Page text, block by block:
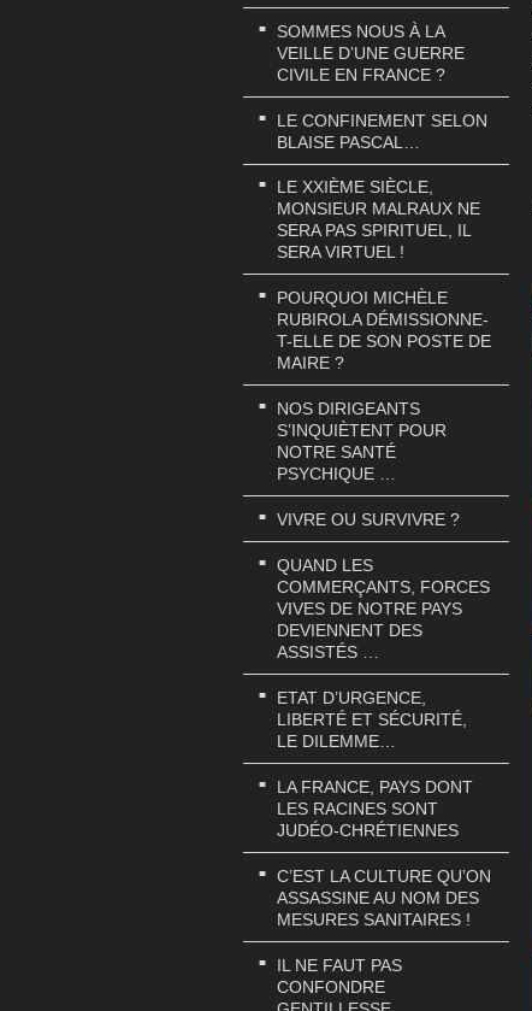
SOMMES NOUS À LA
VEILLE D’UNE GUERRE
CIVILE EN FRANCE ?
LE CONFINEMENT SELON
BLAISE PASCAL…
LE XXIÈME SIÈCLE,
MONSIEUR MALRAUX NE
SERA PAS SPIRITUEL, IL
SERA VIRTUEL !
POURQUOI MICHÈLE
RUBIROLA DÉMISSIONNE-
T-ELLE DE SON POSTE DE
MAIRE ?
NOS DIRIGEANTS
S’INQUIÈTENT POUR
NOTRE SANTÉ
PSYCHIQUE …
VIVRE OU SURVIVRE ?
QUAND LES
COMMERÇANTS, FORCES
VIVES DE NOTRE PAYS
DEVIENNENT DES
ASSISTÉS …
ETAT D’URGENCE,
LIBERTÉ ET SÉCURITÉ,
LE DILEMME…
LA FRANCE, PAYS DONT
LES RACINES SONT
JUDÉO-CHRÉTIENNES
C’EST LA CULTURE QU’ON
ASSASSINE AU NOM DES
MESURES SANITAIRES !
IL NE FAUT PAS
CONFONDRE